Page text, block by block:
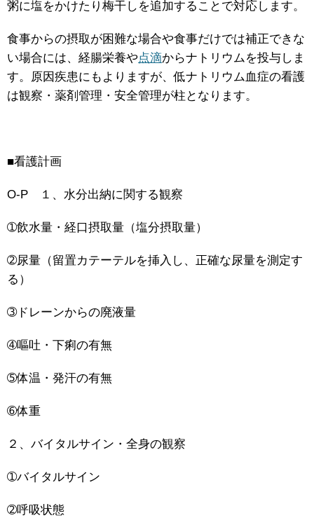
粥に塩をかけたり梅干しを追加することで対応します。
食事からの摂取が困難な場合や食事だけでは補正できな
い場合には、経腸栄養や点滴からナトリウムを投与しま
す。原因疾患にもよりますが、低ナトリウム血症の看護
は観察・薬剤管理・安全管理が柱となります。
■看護計画
O-P １、水分出納に関する観察
➀飲水量・経口摂取量（塩分摂取量）
➁尿量（留置カテーテルを挿入し、正確な尿量を測定す
る）
➂ドレーンからの廃液量
➃嘔吐・下痢の有無
➄体温・発汗の有無
➅体重
２、バイタルサイン・全身の観察
➀バイタルサイン
➁呼吸状態